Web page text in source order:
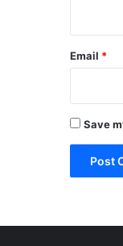
Email *
Save